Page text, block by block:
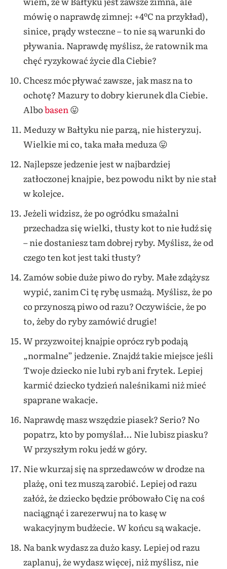
mówię o naprawdę zimnej: +4ºC na przykład),
sinice, prądy wsteczne – to nie są warunki do
pływania. Naprawdę myślisz, że ratownik ma
chęć ryzykować życie dla Ciebie?
Chcesz móc pływać zawsze, jak masz na to
ochotę? Mazury to dobry kierunek dla Ciebie.
Albobasen 😛
Meduzy w Bałtyku nie parzą, nie histeryzuj.
Wielkie mi co, taka mała meduza 😛
Najlepsze jedzenie jest w najbardziej
zatłoczonej knajpie, bez powodu nikt by nie stał
w kolejce.
Jeżeli widzisz, że po ogródku smażalni
przechadza się wielki, tłusty kot to nie łudź się
– nie dostaniesz tam dobrej ryby. Myślisz, że od
czego ten kot jest taki tłusty?
Zamów sobie duże piwo do ryby. Małe zdążysz
wypić, zanim Ci tę rybę usmażą. Myślisz, że po
co przynoszą piwo od razu? Oczywiście, że po
to, żeby do ryby zamówić drugie!
W przyzwoitej knajpie oprócz ryb podają
„normalne” jedzenie. Znajdź takie miejsce jeśli
Twoje dziecko nie lubi ryb ani frytek. Lepiej
karmić dziecko tydzień naleśnikami niż mieć
spaprane wakacje.
Naprawdę masz wszędzie piasek? Serio? No
popatrz, kto by pomyślał… Nie lubisz piasku?
W przyszłym roku jedź w góry.
Nie wkurzaj się na sprzedawców w drodze na
plażę, oni tez muszą zarobić. Lepiej od razu
załóż, że dziecko będzie próbowało Cię na coś
naciągnąć i zarezerwuj na to kasę w
wakacyjnym budżecie. W końcu są wakacje.
Na bank wydasz za dużo kasy. Lepiej od razu
zaplanuj, że wydasz więcej, niż myślisz, nie